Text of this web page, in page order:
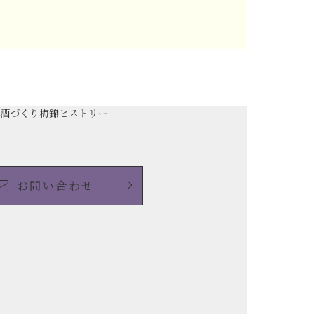
づくり梅錦ヒストリー
お問い合わせ